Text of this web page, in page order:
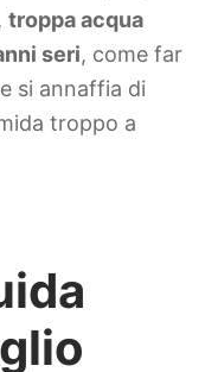
troppa acqua
seri, come far
si annaffia di
troppo a